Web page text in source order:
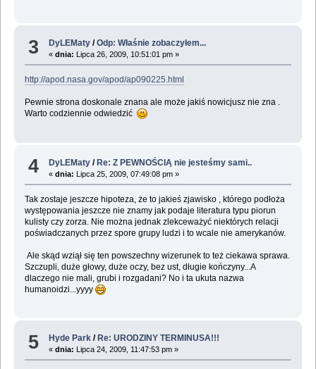
3 DyLEMaty /Odp: Właśnie zobaczyłem...
«dnia: Lipca 26, 2009, 10:51:01 pm »
http://apod.nasa.gov/apod/ap090225.html
Pewnie strona doskonale znana ale może jakiś nowicjusz nie zna .
Warto codziennie odwiedzić
4 DyLEMaty /Re: Z PEWNOŚCIĄ nie jesteśmy sami..
«dnia: Lipca 25, 2009, 07:49:08 pm »
Tak zostaje jeszcze hipoteza, że to jakieś zjawisko , którego podłoża
występowania jeszcze nie znamy jak podaje literatura typu piorun
kulisty czy zorza. Nie można jednak zlekceważyć niektórych relacji
poświadczanych przez spore grupy ludzi i to wcale nie amerykanów.
Ale skąd wziął się ten powszechny wizerunek to też ciekawa sprawa.
Szczupli, duże głowy, duże oczy, bez ust, długie kończyny...A
dlaczego nie mali, grubi i rozgadani? No i ta ukuta nazwa
humanoidzi...yyyy
5 Hyde Park / Re: URODZINY TERMINUSA!!!
«dnia: Lipca 24, 2009, 11:47:53 pm »